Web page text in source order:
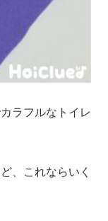
ラフルなトイレ
、これならいく